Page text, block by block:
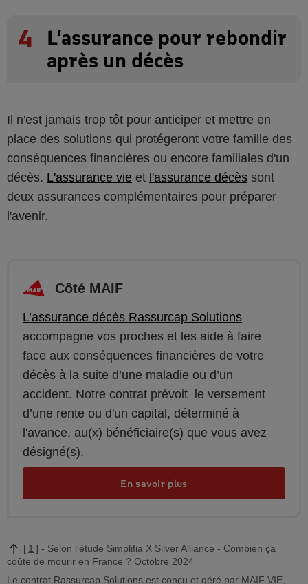
4
L’assurance pour rebondir
après un décès
Il n'est jamais trop tôt pour anticiper et mettre en
place des solutions qui protégeront votre famille des
conséquences financières ou encore familiales d'un
décès. L'assurance vie et l'assurance décès sont
deux assurances complémentaires pour préparer
l'avenir.
Côté MAIF
L’assurance décès Rassurcap Solutions
accompagne vos proches et les aide à faire
face aux conséquences financières de votre
décès à la suite d’une maladie ou d’un
accident. Notre contrat prévoit le versement
d’une rente ou d'un capital, déterminé à
l'avance, au(x) bénéficiaire(s) que vous avez
désigné(s).
En savoir plus
1
Selon l’étude Simplifia X Silver Alliance - Combien ça
coûte de mourir en France ? Octobre 2024
Le contrat Rassurcap Solutions est conçu et géré par MAIF VIE,